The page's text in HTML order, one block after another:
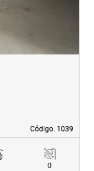
Código. 1039
Código. 1039
0